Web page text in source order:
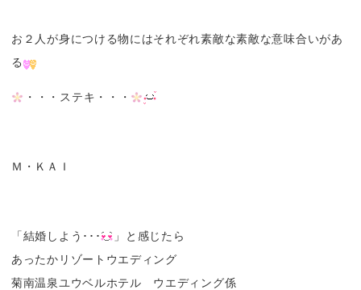
お２人が身につける物にはそれぞれ素敵な素敵な意味合いがあ
る
・・・ステキ・・・
Ｍ・ＫＡＩ
「結婚しよう･･･
」と感じたら
あったかリゾートウエディング
菊南温泉ユウベルホテル ウエディング係